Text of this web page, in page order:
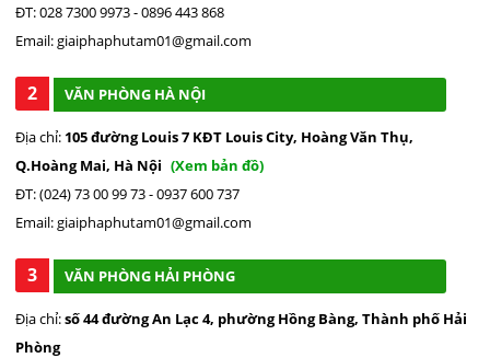
ĐT: 028 7300 9973 - 0896 443 868
Email: giaiphaphutam01@gmail.com
2 VĂN PHÒNG HÀ NỘI
Địa chỉ: 105 đường Louis 7 KĐT Louis City, Hoàng Văn Thụ,
Q.Hoàng Mai, Hà Nội (Xem bản đồ)
ĐT: (024) 73 00 99 73 - 0937 600 737
Email: giaiphaphutam01@gmail.com
3 VĂN PHÒNG HẢI PHÒNG
Địa chỉ:số 44 đường An Lạc 4, phường Hồng Bàng, Thành phố Hải
Phòng